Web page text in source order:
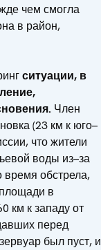
чем смогла
в район,
ситуации, в
Член
(23 км к юго–
что жители
воды из–за
время обстрела,
в
км к западу от
перед
был пуст, и